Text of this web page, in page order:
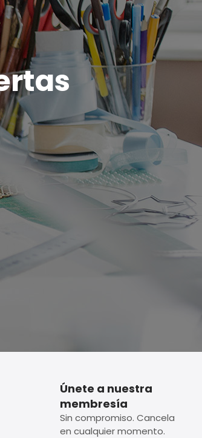
Únete a nuestra
membresía
Sin compromiso. Cancela
en cualquier momento.